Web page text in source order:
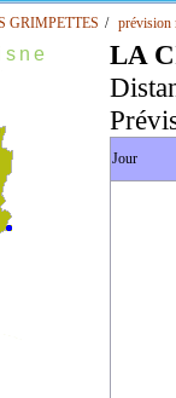
GRIMPETTES prévision
LA
Jour